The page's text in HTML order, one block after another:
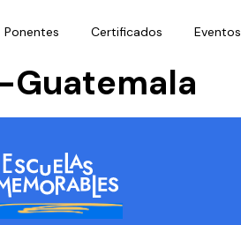
Ponentes Certificados Eventos
Guatemala